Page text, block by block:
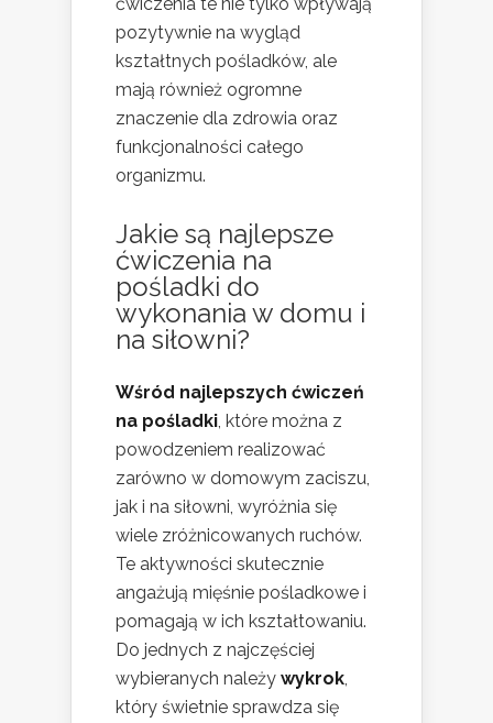
pozytywnie na wygląd
kształtnych pośladków, ale
mają również ogromne
znaczenie dla zdrowia oraz
funkcjonalności całego
organizmu.
Jakie są najlepsze
ćwiczenia na
pośladki do
wykonania w domu i
na siłowni?
Wśród najlepszych ćwiczeń
na pośladki , które można z
powodzeniem realizować
zarówno w domowym zaciszu,
jak i na siłowni, wyróżnia się
wiele zróżnicowanych ruchów.
Te aktywności skutecznie
angażują mięśnie pośladkowe i
pomagają w ich kształtowaniu.
Do jednych z najczęściej
wybieranych należy wykrok
który świetnie sprawdza się